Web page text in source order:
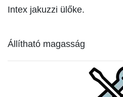
Intex jakuzzi ülőke.
Állítható magasság